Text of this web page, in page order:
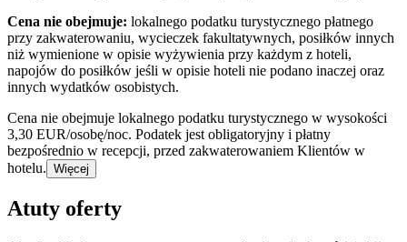
Cena nie obejmuje: lokalnego podatku turystycznego płatnego
przy zakwaterowaniu, wycieczek fakultatywnych, posiłków innych
niż wymienione w opisie wyżywienia przy każdym z hoteli,
napojów do posiłków jeśli w opisie hoteli nie podano inaczej oraz
innych wydatków osobistych.
Cena nie obejmuje lokalnego podatku turystycznego w wysokości
3,30 EUR/osobę/noc. Podatek jest obligatoryjny i płatny
bezpośrednio w recepcji, przed zakwaterowaniem Klientów w
hotelu. Więcej
Atuty oferty